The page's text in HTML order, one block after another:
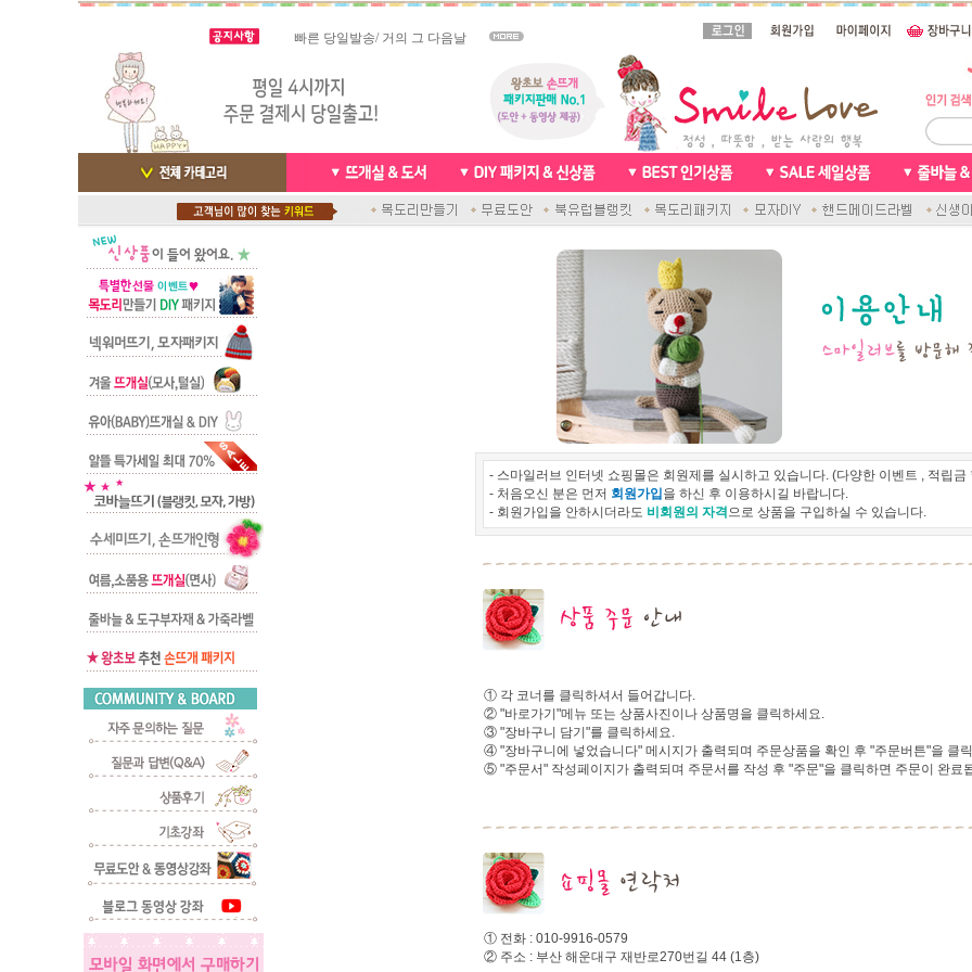
스마트폰으로 핸드폰 결제 ,카드
배송완료 /
- 스마일러브 인터넷 쇼핑몰은 회원제를 실시하고 있습니다. (다양한 이벤트 , 적립금
- 처음오신 분은 먼저 회원가입 을 하신 후 이용하시길 바랍니다.
- 회원가입을 안하시더라도 비회원의 자격 으로 상품을 구입하실 수 있습니다.
① 각 코너를 클릭하셔서 들어갑니다.
② "바로가기"메뉴 또는 상품사진이나 상품명을 클릭하세요.
③ "장바구니 담기"를 클릭하세요.
④ "장바구니에 넣었습니다" 메시지가 출력되며 주문상품을 확인 후 "주문버튼"을 클
⑤ "주문서" 작성페이지가 출력되며 주문서를 작성 후 "주문"을 클릭하면 주문이 완료
① 전화 : 010-9916-0579
② 주소 : 부산 해운대구 재반로270번길 44 (1층)